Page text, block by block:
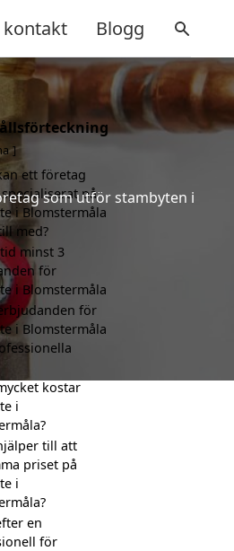
Blogg
som utför stambyten i
ett företag
på
i Blomstermåla
med?
minst 3
för
i Blomstermåla
för
i Blomstermåla
kostar
i
till att
priset på
i
en
för